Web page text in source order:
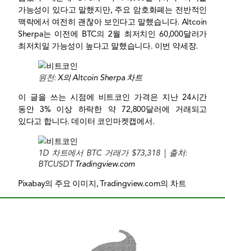
가능성이 있다고 말했지만, 주요 암호화폐는 전반적인
맥락에서 여전히 괜찮아 보인다고 말했습니다. Altcoin
Sherpa는 이전에 BTC의 2월 최저치인 60,000달러가
최저치일 가능성이 높다고 말했습니다. 이번 약세장.
원천:X의 Altcoin Sherpa 차트
이 글을 쓰는 시점에 비트코인 ​​가격은 지난 24시간
동안 3% 이상 하락한 약 72,800달러에 거래되고
있다고 합니다.데이터 코인마켓캡에서.
1D 차트에서 BTC 거래가 $73,318 | 출처:
BTCUSDTTradingview.com
Pixabay의 주요 이미지, Tradingview.com의 차트